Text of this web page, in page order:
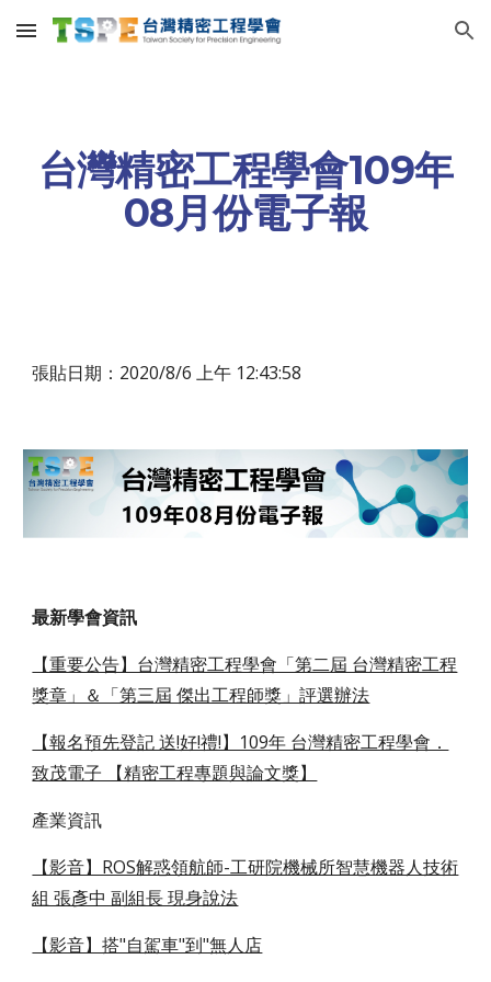
Skip to main content Skip to navigation
台灣精密工程學會109年
08月份電子報
張貼日期：2020/8/6 上午 12:43:58
最新學會資訊
【重要公告】台灣精密工程學會「第二屆 台灣精密工程
獎章」＆「第三屆 傑出工程師獎」評選辦法
【報名預先登記 送!好!禮!】109年 台灣精密工程學會．
致茂電子 【精密工程專題與論文獎】
產業資訊
【影音】ROS解惑領航師-工研院機械所智慧機器人技術
組 張彥中 副組長 現身說法
【影音】搭"自駕車"到"無人店